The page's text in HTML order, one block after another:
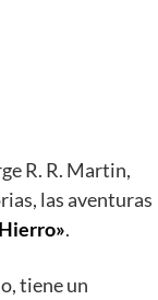
R. R. Martin,
las aventuras
.
tiene un